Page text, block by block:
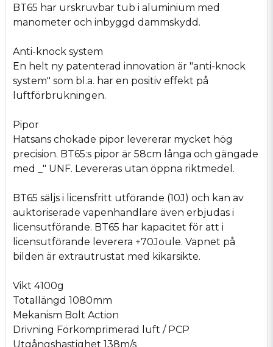
BT65 har urskruvbar tub i aluminium med
manometer och inbyggd dammskydd.
Anti-knock system
En helt ny patenterad innovation är "anti-knock
system" som bl.a. har en positiv effekt på
luftförbrukningen.
Pipor
Hatsans chokade pipor levererar mycket hög
precision. BT65:s pipor är 58cm långa och gängade
med _" UNF. Levereras utan öppna riktmedel.
BT65 säljs i licensfritt utförande (10J) och kan av
auktoriserade vapenhandlare även erbjudas i
licensutförande. BT65 har kapacitet för att i
licensutförande leverera +70Joule. Vapnet på
bilden är extrautrustat med kikarsikte.
Vikt 4100g
Totallängd 1080mm
Mekanism Bolt Action
Drivning Förkomprimerad luft / PCP
Utgångshastighet 138m/s